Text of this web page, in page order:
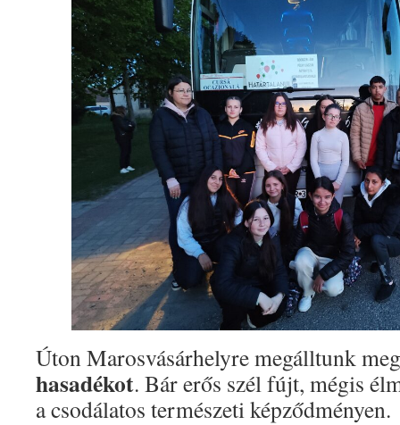
Úton Marosvásárhelyre megálltunk
hasadékot. Bár erős szél fújt, mégis
a csodálatos természeti képződményen.